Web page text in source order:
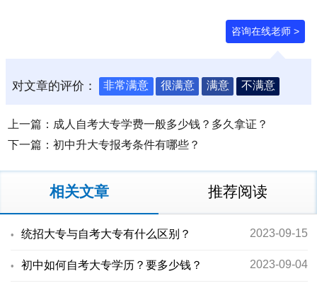
咨询在线老师 >
对文章的评价： 非常满意 很满意 满意 不满意
上一篇： 成人自考大专学费一般多少钱？多久拿证？
下一篇：初中升大专报考条件有哪些？
相关文章 推荐阅读
统招大专与自考大专有什么区别？ 2023-09-15
初中如何自考大专学历？要多少钱？ 2023-09-04